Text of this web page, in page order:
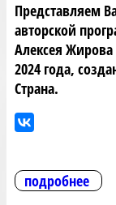
Представляем
авторской
Алексея
2024 года,
Страна.
подробнее